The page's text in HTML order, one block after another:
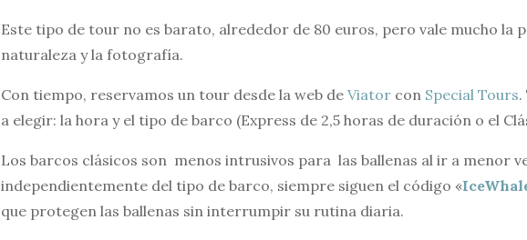
Este tipo de tour no es barato, alrededor de 80 euros, pero vale mucho la
naturaleza y la fotografía.
Con tiempo, reservamos un tour desde la web de Viator con Special Tours.
a elegir: la hora y el tipo de barco (Express de 2,5 horas de duración o el
Los barcos clásicos son menos intrusivos para las ballenas al ir a menor
independientemente del tipo de barco, siempre siguen el código «
que protegen las ballenas sin interrumpir su rutina diaria.